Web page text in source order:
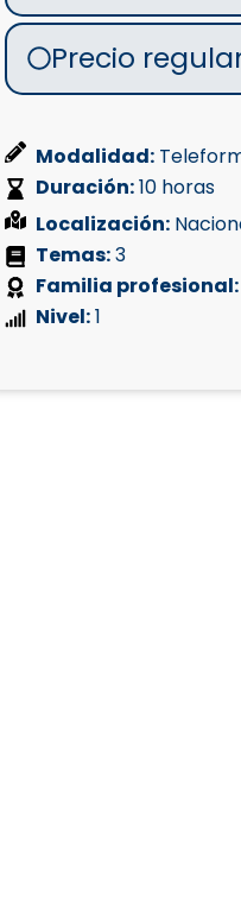
Precio
Modalidad:
Duración:10 horas
Localización:
Temas:3
Familia profesional:
Nivel:1